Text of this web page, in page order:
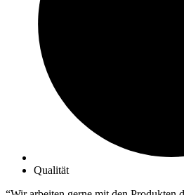
Qualität